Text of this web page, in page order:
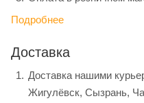
Подробнее
Доставка
Доставка нашими
Жигулёвск, Сызрань,